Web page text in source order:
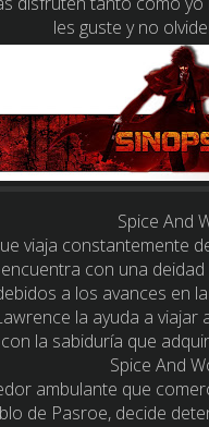
les guste y no
Spice And
viaja constantemente
con una
a los avances en
la ayuda a
la sabiduría que
Spice And
ambulante que
de Pasroe, decide